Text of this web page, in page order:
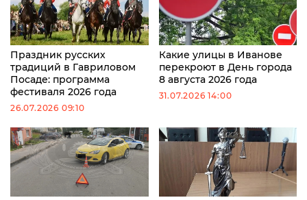
Праздник русских
традиций в Гавриловом
Посаде: программа
фестиваля 2026 года
26.07.2026 09:10
Какие улицы в Иванове
перекроют в День города
8 августа 2026 года
31.07.2026 14:00